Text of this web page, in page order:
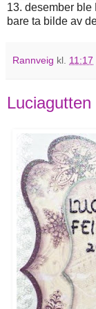
13. desember ble
bare ta bilde av
Rannveig kl. 11:17
Luciagutten